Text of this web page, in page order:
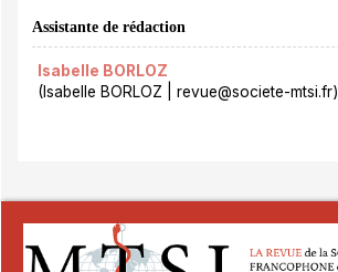
Assistante de rédaction
Isabelle BORLOZ
(Isabelle BORLOZ | revue@societe-mtsi.fr)